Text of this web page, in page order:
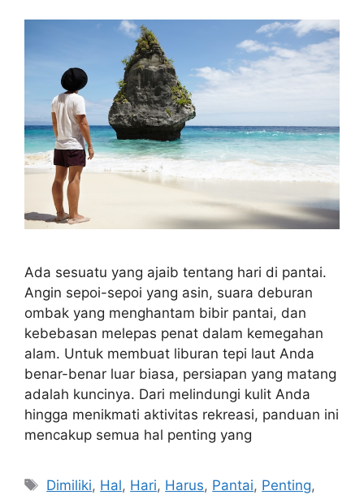
Ada sesuatu yang ajaib tentang hari di pantai.
Angin sepoi-sepoi yang asin, suara deburan
ombak yang menghantam bibir pantai, dan
kebebasan melepas penat dalam kemegahan
alam. Untuk membuat liburan tepi laut Anda
benar-benar luar biasa, persiapan yang matang
adalah kuncinya. Dari melindungi kulit Anda
hingga menikmati aktivitas rekreasi, panduan ini
mencakup semua hal penting yang
Tags
Dimiliki, Hal, Hari, Harus, Pantai, Penting,